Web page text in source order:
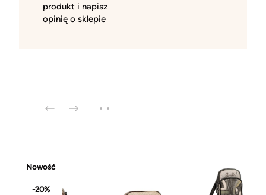
produkt i napisz
opinię o sklepie
Nowość
-20%